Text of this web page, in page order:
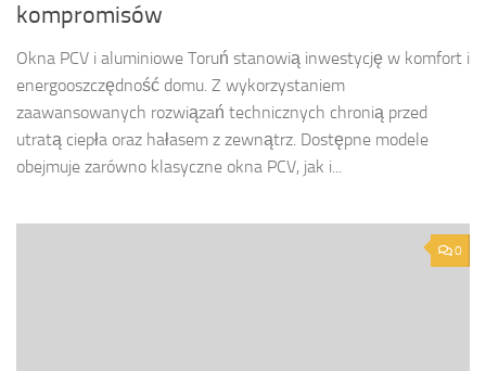
kompromisów
Okna PCV i aluminiowe Toruń stanowią inwestycję w komfort i
energooszczędność domu. Z wykorzystaniem
zaawansowanych rozwiązań technicznych chronią przed
utratą ciepła oraz hałasem z zewnątrz. Dostępne modele
obejmuje zarówno klasyczne okna PCV, jak i...
0